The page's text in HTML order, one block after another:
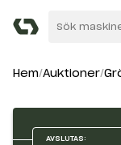
Hem Auktioner
AVSLUTAS: